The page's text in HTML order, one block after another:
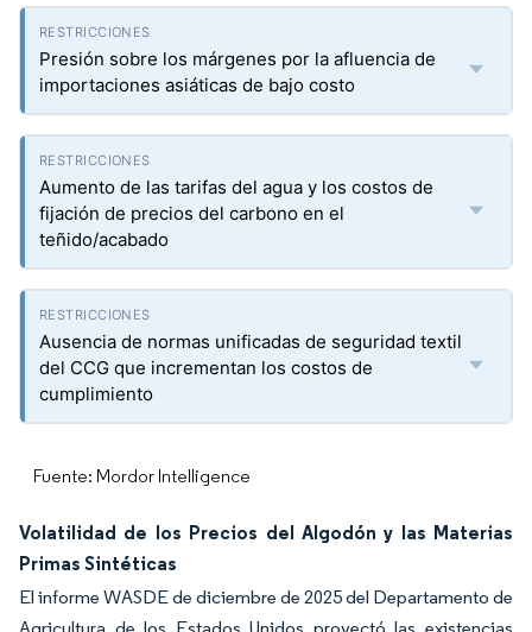
Presión sobre los márgenes por la afluencia de
importaciones asiáticas de bajo costo
Aumento de las tarifas del agua y los costos de
fijación de precios del carbono en el
teñido/acabado
Ausencia de normas unificadas de seguridad textil
del CCG que incrementan los costos de
cumplimiento
Fuente: Mordor Intelligence
Volatilidad de los Precios del Algodón y las Materias
Primas Sintéticas
El informe WASDE de diciembre de 2025 del Departamento de